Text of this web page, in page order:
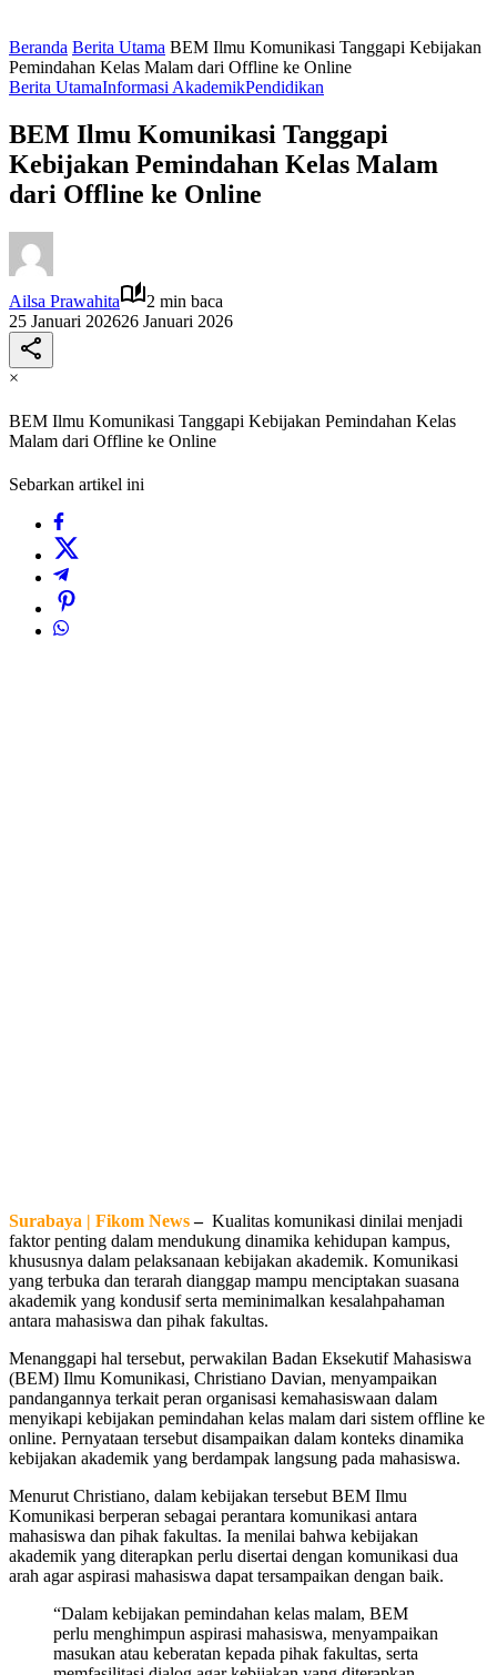
Beranda Berita Utama BEM Ilmu Komunikasi Tanggapi Kebijakan
Pemindahan Kelas Malam dari Offline ke Online
Berita UtamaInformasi AkademikPendidikan
BEM Ilmu Komunikasi Tanggapi
Kebijakan Pemindahan Kelas Malam
dari Offline ke Online
Ailsa Prawahita
2 min baca
25 Januari 202626 Januari 2026
×
BEM Ilmu Komunikasi Tanggapi Kebijakan Pemindahan Kelas
Malam dari Offline ke Online
Sebarkan artikel ini
Surabaya | Fikom News– Kualitas komunikasi dinilai menjadi
faktor penting dalam mendukung dinamika kehidupan kampus,
khususnya dalam pelaksanaan kebijakan akademik. Komunikasi
yang terbuka dan terarah dianggap mampu menciptakan suasana
akademik yang kondusif serta meminimalkan kesalahpahaman
antara mahasiswa dan pihak fakultas.
Menanggapi hal tersebut, perwakilan Badan Eksekutif Mahasiswa
(BEM) Ilmu Komunikasi, Christiano Davian, menyampaikan
pandangannya terkait peran organisasi kemahasiswaan dalam
menyikapi kebijakan pemindahan kelas malam dari sistem offline ke
online. Pernyataan tersebut disampaikan dalam konteks dinamika
kebijakan akademik yang berdampak langsung pada mahasiswa.
Menurut Christiano, dalam kebijakan tersebut BEM Ilmu
Komunikasi berperan sebagai perantara komunikasi antara
mahasiswa dan pihak fakultas. Ia menilai bahwa kebijakan
akademik yang diterapkan perlu disertai dengan komunikasi dua
arah agar aspirasi mahasiswa dapat tersampaikan dengan baik.
“Dalam kebijakan pemindahan kelas malam, BEM
perlu menghimpun aspirasi mahasiswa, menyampaikan
masukan atau keberatan kepada pihak fakultas, serta